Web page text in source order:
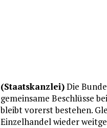
(Staatskanzlei)Die
gemeinsame Beschlüsse
bleibt vorerst bestehen.
Einzelhandel wieder